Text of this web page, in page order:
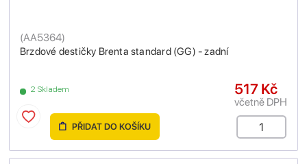
Brzdové destičky Brenta standard (GG) - zadní
(AA5364)
2 Skladem 517 Kč
včetně DPH
PŘIDAT DO KOŠÍKU